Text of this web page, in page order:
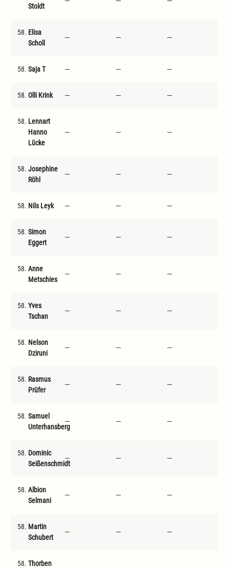
Stoldt
58. Elisa
Scholl
--- --- ---
58. Saja T --- --- ---
58. Olli Krink --- --- ---
58. Lennart
Hanno
Lücke
--- --- ---
58. Josephine
Röhl
--- --- ---
58. Nils Leyk --- --- ---
58. Simon
Eggert
--- --- ---
58. Anne
Metschies
--- --- ---
58. Yves
Tschan
--- --- ---
58. Nelson
Dziruni
--- --- ---
58. Rasmus
Prüfer
--- --- ---
58. Samuel
Unterhansberg
--- --- ---
58. Dominic
Seißenschmidt
--- --- ---
58. Albion
Selmani
--- --- ---
58. Martin
Schubert
--- --- ---
58. Thorben